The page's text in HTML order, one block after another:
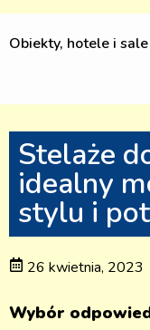
Obiekty, hotele i
Stelaże
idealny
stylu i
26 kwietnia, 2023
Wybór